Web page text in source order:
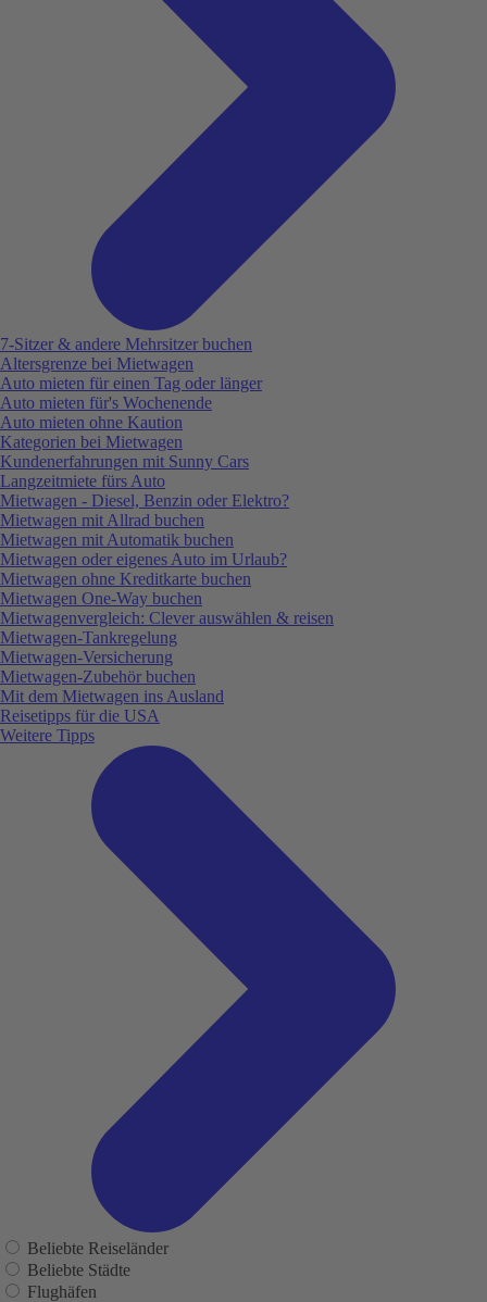
7-Sitzer & andere Mehrsitzer buchen
Altersgrenze bei Mietwagen
Auto mieten für einen Tag oder länger
Auto mieten für's Wochenende
Auto mieten ohne Kaution
Kategorien bei Mietwagen
Kundenerfahrungen mit Sunny Cars
Langzeitmiete fürs Auto
Mietwagen - Diesel, Benzin oder Elektro?
Mietwagen mit Allrad buchen
Mietwagen mit Automatik buchen
Mietwagen oder eigenes Auto im Urlaub?
Mietwagen ohne Kreditkarte buchen
Mietwagen One-Way buchen
Mietwagenvergleich: Clever auswählen & reisen
Mietwagen-Tankregelung
Mietwagen-Versicherung
Mietwagen-Zubehör buchen
Mit dem Mietwagen ins Ausland
Reisetipps für die USA
Weitere Tipps
Beliebte Reiseländer
Beliebte Städte
Flughäfen